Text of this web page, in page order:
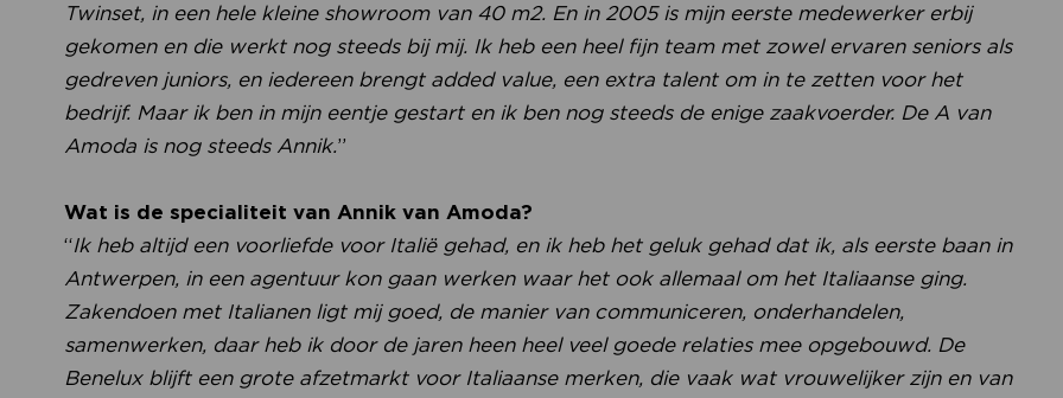
Twinset, in een hele kleine showroom van 40 m2. En in 2005 is mijn eerste medewerker erbij
gekomen en die werkt nog steeds bij mij. Ik heb een heel fijn team met zowel ervaren seniors als
gedreven juniors, en iedereen brengt added value, een extra talent om in te zetten voor het
bedrijf. Maar ik ben in mijn eentje gestart en ik ben nog steeds de enige zaakvoerder. De A van
Amoda is nog steeds Annik.”
Wat is de specialiteit van Annik van Amoda?
“Ik heb altijd een voorliefde voor Italië gehad, en ik heb het geluk gehad dat ik, als eerste baan in
Antwerpen, in een agentuur kon gaan werken waar het ook allemaal om het Italiaanse ging.
Zakendoen met Italianen ligt mij goed, de manier van communiceren, onderhandelen,
samenwerken, daar heb ik door de jaren heen heel veel goede relaties mee opgebouwd. De
Benelux blijft een grote afzetmarkt voor Italiaanse merken, die vaak wat vrouwelijker zijn en van